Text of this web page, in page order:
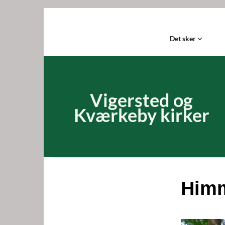
Det sker
Vigersted og
Kværkeby kirker